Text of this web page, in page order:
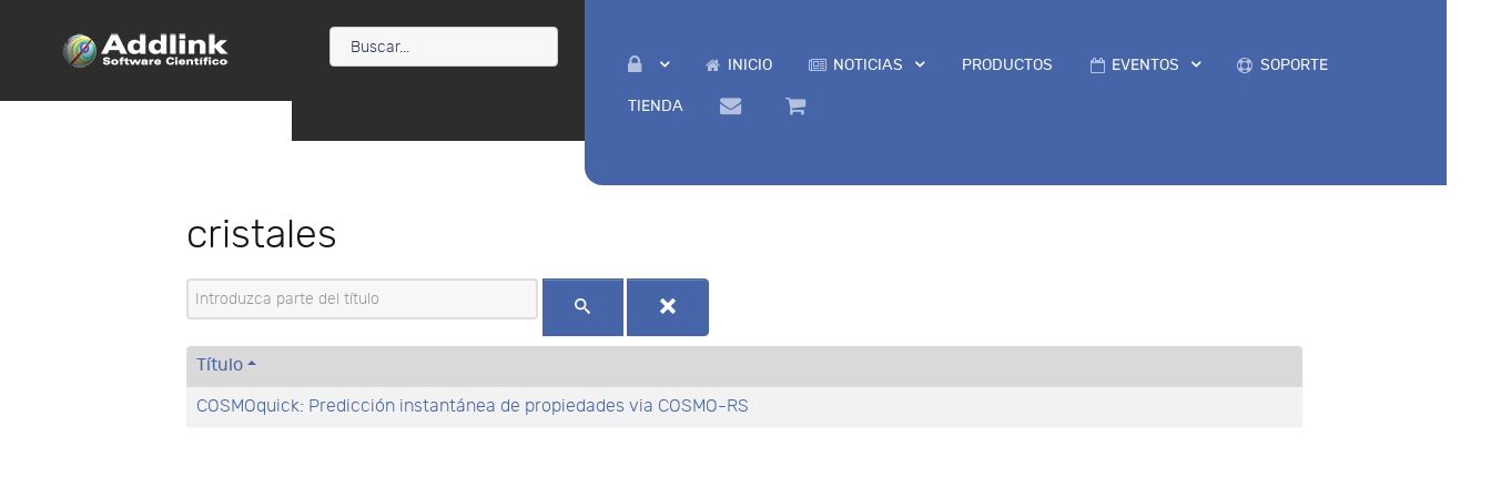
INICIO NOTICIAS PRODUCTOS EVENTOS SOPORTE
TIENDA
cristales
Introduzca parte del título
Título
COSMOquick: Predicción instantánea de propiedades via COSMO-RS